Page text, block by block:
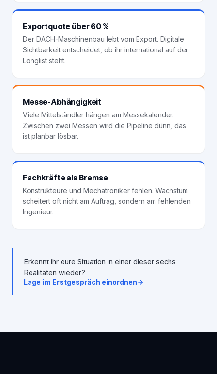
Exportquote über 60 %
Der DACH-Maschinenbau lebt vom Export. Digitale
Sichtbarkeit entscheidet, ob ihr international auf der
Longlist steht.
Messe-Abhängigkeit
Viele Mittelständler hängen am Messekalender.
Zwischen zwei Messen wird die Pipeline dünn, das
ist planbar lösbar.
Fachkräfte als Bremse
Konstrukteure und Mechatroniker fehlen. Wachstum
scheitert oft nicht am Auftrag, sondern am fehlenden
Ingenieur.
Erkennt ihr eure Situation in einer dieser sechs
Realitäten wieder?
Lage im Erstgespräch einordnen